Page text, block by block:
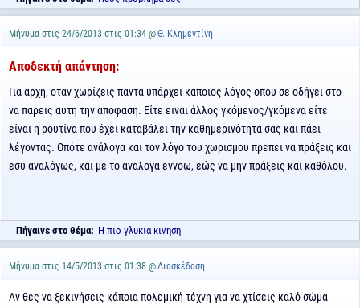
Μήνυμα στις 24/6/2013 στις 01:34 @Θ. Κλημεντίνη
Αποδεκτή απάντηση:
Για αρχη, οταν χωρίζεις παντα υπάρχει καποιος λόγος οπου σε οδήγει στο
να παρεις αυτη την αποφαση. Είτε ειναι άλλος γκόμενος/γκόμενα είτε
είναι η ρουτίνα που έχει καταβάλει την καθημερινότητα σας και πάει
λέγοντας. Οπότε ανάλογα και τον λόγο του χωρισμου πρεπει να πράξεις και
εσυ αναλόγως, και με το αναλογα εννοω, εώς να μην πράξεις και καθόλου.
Πήγαινε στο θέμα: Η πιο γλυκια κινηση
Μήνυμα στις 14/5/2013 στις 01:38 @Διασκέδαση
Αν θες να ξεκινήσεις κάποια πολεμική τέχνη για να χτίσεις καλό σώμα